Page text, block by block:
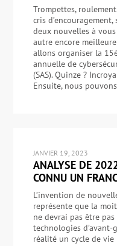
Trompettes,
cris
deux nouvelles à
autre encore
allons organiser la
annuelle de
(SAS). Quinze ?
Ensuite, nous
JANVIER 19, 2023
ANALYSE DE
CONNU UN
L’invention de
représente que la
ne devrai pas être
technologies
réalité un cycle de